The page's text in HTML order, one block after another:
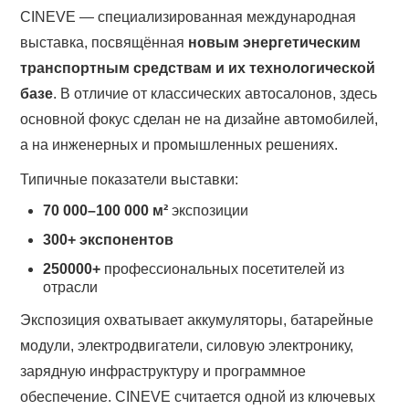
CINEVE — специализированная международная
выставка, посвящённая новым энергетическим
транспортным средствам и их технологической
базе. В отличие от классических автосалонов, здесь
основной фокус сделан не на дизайне автомобилей,
а на инженерных и промышленных решениях.
Типичные показатели выставки:
70 000–100 000 м² экспозиции
300+ экспонентов
250000+ профессиональных посетителей из
отрасли
Экспозиция охватывает аккумуляторы, батарейные
модули, электродвигатели, силовую электронику,
зарядную инфраструктуру и программное
обеспечение. CINEVE считается одной из ключевых